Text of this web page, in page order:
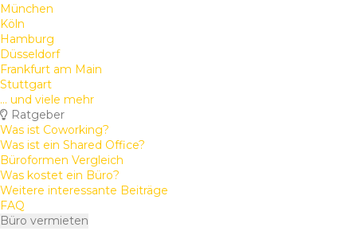
München
Köln
Hamburg
Düsseldorf
Frankfurt am Main
Stuttgart
... und viele mehr
Ratgeber
Was ist Coworking?
Was ist ein Shared Office?
Büroformen Vergleich
Was kostet ein Büro?
Weitere interessante Beiträge
FAQ
Büro vermieten